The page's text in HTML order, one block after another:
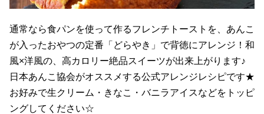
通常なら食パンを使って作るフレンチトーストを、あんこ
が入ったおやつの定番「どらやき」で背徳にアレンジ！和
風×洋風の、高カロリー絶品スイーツが出来上がります♪
日本あんこ協会がオススメする公式アレンジレシピです★
お好みで生クリーム・きなこ・バニラアイスなどをトッピ
ングしてください☆